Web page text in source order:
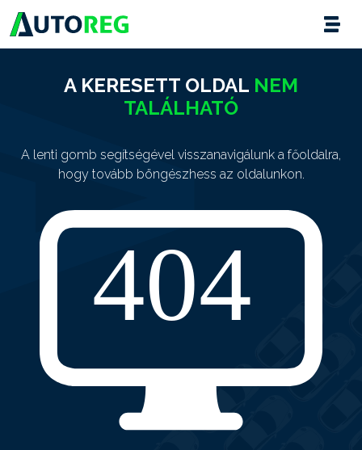
A KERESETT OLDAL NEM
TALÁLHATÓ
A lenti gomb segítségével visszanavigálunk a főoldalra,
hogy tovább böngészhess az oldalunkon.